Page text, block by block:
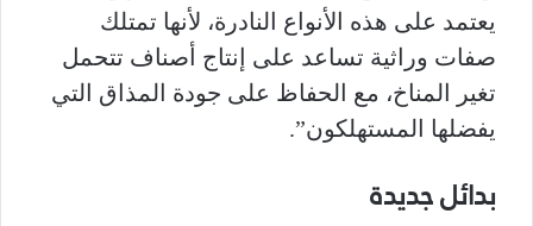
يعتمد على هذه الأنواع النادرة، لأنها تمتلك
صفات وراثية تساعد على إنتاج أصناف تتحمل
تغير المناخ، مع الحفاظ على جودة المذاق التي
يفضلها المستهلكون”.
بدائل جديدة